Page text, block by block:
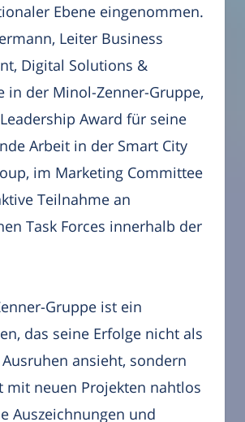
Ebene eingenommen.
Leiter Business
Digital Solutions &
in der Minol-Zenner-Gruppe,
Award für seine
Arbeit in der Smart City
im Marketing Committee
Teilnahme an
Task Forces innerhalb der
Gruppe ist ein
das seine Erfolge nicht als
ansieht, sondern
mit neuen Projekten nahtlos
Auszeichnungen und